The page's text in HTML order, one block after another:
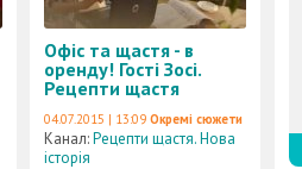
Офіс та щастя - в
оренду! Гості Зосі.
Рецепти щастя
04.07.2015 | 13:09 Окремі сюжети
Канал:Рецепти щастя. Нова
історія